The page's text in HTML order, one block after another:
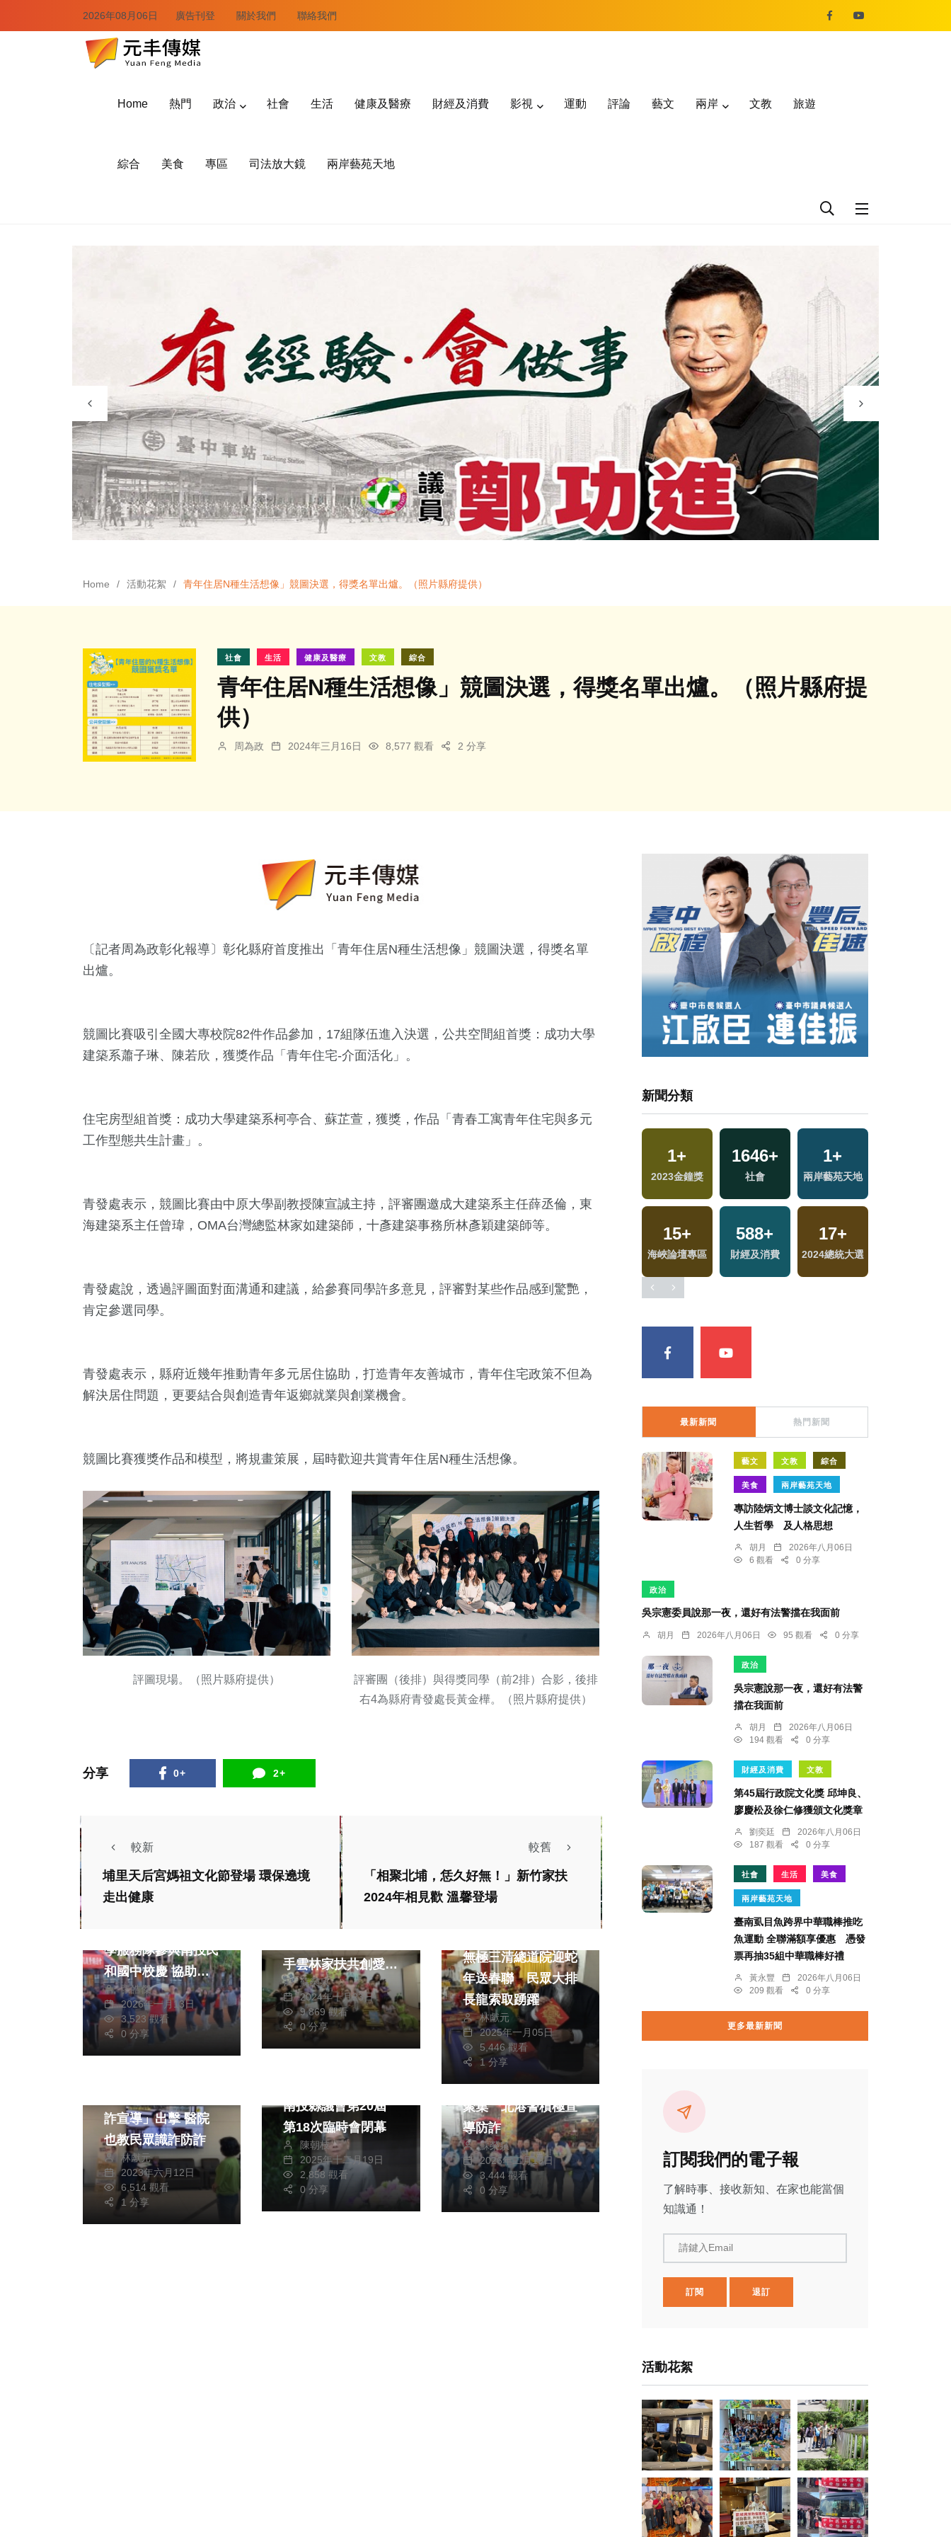
2026年08月06日 廣告刊登 關於我們 聯絡我們
Home 熱門 政治 社會 生活 健康及醫療 財經及消費 影視 運動 評論 藝文 兩岸 文教 旅遊
綜合 美食 專區 司法放大鏡 兩岸藝苑天地
Home 活動花絮 青年住居N種生活想像」競圖決選，得獎名單出爐。（照片縣府提供）
社會 生活 健康及醫療 文教 綜合
青年住居N種生活想像」競圖決選，得獎名單出爐。（照片縣府提
供）
周為政 2024年三月16日 8,577 觀看 2 分享
〔記者周為政彰化報導〕彰化縣府首度推出「青年住居N種生活想像」競圖決選，得獎名單
出爐。
競圖比賽吸引全國大專校院82件作品參加，17組隊伍進入決選，公共空間組首獎：成功大學
建築系蕭子琳、陳若欣，獲獎作品「青年住宅-介面活化」。
住宅房型組首獎：成功大學建築系柯亭合、蘇芷萱，獲獎，作品「青春工寓青年住宅與多元
工作型態共生計畫」。
青發處表示，競圖比賽由中原大學副教授陳宣誠主持，評審團邀成大建築系主任薛丞倫，東
海建築系主任曾瑋，OMA台灣總監林家如建築師，十彥建築事務所林彥穎建築師等。
青發處說，透過評圖面對面溝通和建議，給參賽同學許多意見，評審對某些作品感到驚艷，
肯定參選同學。
青發處表示，縣府近幾年推動青年多元居住協助，打造青年友善城市，青年住宅政策不但為
解決居住問題，更要結合與創造青年返鄉就業與創業機會。
競圖比賽獲獎作品和模型，將規畫策展，屆時歡迎共賞青年住居N種生活想像。
評圖現場。（照片縣府提供）
評審團（後排）與得獎同學（前2排）合影，後排
右4為縣府青發處長黃金樺。（照片縣府提供）
分享 0+ 2+
較新
埔里天后宮媽祖文化節登場 環保遶境
走出健康
較舊
「相聚北埔，恁久好無！」新竹家扶
2024年相見歡 溫馨登場
健康及醫療
學服務隊參與南投民
和國中校慶 協助偏
鄉學生生涯探索
張皓傑
2026年一月13日
3,523 觀看
0 分享
生活 藝文
繪本角色大出走！
手雲林家扶共創愛鄉
共好故事
蘇榮泉
2024年十月23日
9,869 觀看
0 分享
無極三清總道院迎蛇
年送春聯 民眾大排
長龍索取踴躍
林獻元
2025年一月05日
5,446 觀看
1 分享
詐宣導」出擊 醫院
也教民眾識詐防詐
林獻元
2023年六月12日
6,514 觀看
1 分享
南投縣議會第20屆
第18次臨時會閉幕
陳朝枝
2025年十二月19日
2,858 觀看
0 分享
社會 生活
綜合
鄉鎮長廟宇拜年人潮
聚集 北港警積極宣
導防詐
蘇榮泉
2026年二月19日
3,444 觀看
0 分享
新聞分類
45+ 85+ 41+
1+
2023金鐘獎
1646+
社會
1+
兩岸藝苑天地
15+
海峽論壇專區
588+
財經及消費
17+
2024總統大選
483
旅遊
13+
演唱會
1926
生活
300+
藝文
795+
文教
2+
福建林公信俗文
化專區
最新新聞 熱門新聞
藝文 文教 綜合
美食 兩岸藝苑天地
專訪陸炳文博士談文化記憶，
人生哲學 及人格思想
胡月
2026年八月06日
6 觀看
0 分享
政治
吳宗憲委員說那一夜，還好有法警擋在我面前
胡月 2026年八月06日 95 觀看 0 分享
政治
吳宗憲說那一夜，還好有法警
擋在我面前
胡月
2026年八月06日
194 觀看
0 分享
財經及消費 文教
第45屆行政院文化獎 邱坤良、
廖慶松及徐仁修獲頒文化獎章
劉奕廷
2026年八月06日
187 觀看
0 分享
社會 生活 美食
兩岸藝苑天地
臺南虱目魚跨界中華職棒推吃
魚運動 全聯滿額享優惠 憑發
票再抽35組中華職棒好禮
黃永豐
2026年八月06日
209 觀看
0 分享
更多最新新聞
訂閱我們的電子報
了解時事、接收新知、在家也能當個
知識通！
請鍵入Email
訂閱 退訂
活動花絮